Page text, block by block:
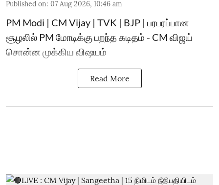
Published on: 07 Aug 2026, 10:46 am
PM Modi | CM Vijay | TVK | BJP | பரபரப்பான
சூழலில் PM மோடிக்கு பறந்த கடிதம் - CM விஜய்
சொன்ன முக்கிய விஷயம்
Read More